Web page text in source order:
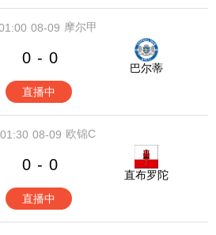
08-09 摩尔甲
0 - 0
巴尔蒂
直播中
08-09
01:30 欧锦C
0 - 0
直布罗陀
直播中